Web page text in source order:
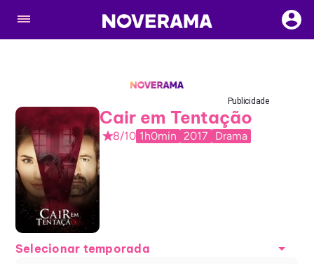
Publicidade
Cair em Tentação
8/10 1h0min 2017 Drama
Selecionar temporada